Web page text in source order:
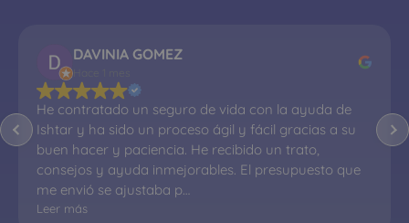
DAVINIA GOMEZ
He contratado un seguro de vida con la ayuda de
Ishtar y ha sido un proceso ágil y fácil gracias a su
buen hacer y paciencia. He recibido un trato,
consejos y ayuda inmejorables. El presupuesto que
me envió se ajustaba p…
Leer más